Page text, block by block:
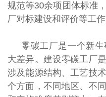
规范等30余项团体标准
厂对标建设和评价等工作
零碳工厂是一个新
大差异。建设零碳工厂
涉及能源结构、工艺技
个方面，不同地区、不